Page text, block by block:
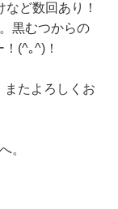
ど数回あり！
黒むつからの
(^｡^)！
またよろしくお
。